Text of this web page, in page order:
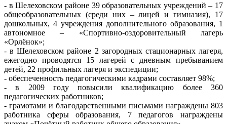
- в Шелеховском районе 39 образовательных учреждений – 17
общеобразовательных (среди них – лицей и гимназия), 17
дошкольных, 4 учреждения дополнительного образования, 1
автономное – «Спортивно-оздоровительный лагерь
«Орлёнок»;
- в Шелеховском районе 2 загородных стационарных лагеря,
ежегодно проводятся 15 лагерей с дневным пребыванием
детей, 22 профильных лагеря и экспедиции;
- обеспеченность педагогическими кадрами составляет 98%;
- в 2009 году повысили квалификацию более 360
педагогических работников;
- грамотами и благодарственными письмами награждены 803
работника сферы образования, 7 педагогов награждены